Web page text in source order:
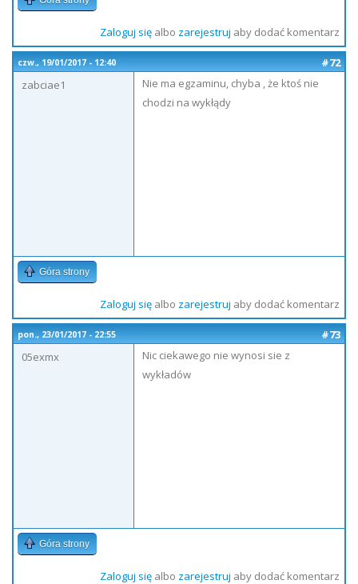
Zaloguj sięalbo zarejestruj aby dodać komentarz
czw., 19/01/2017 - 12:40
#72
zabciae1
Nie ma egzaminu, chyba , że ktoś nie
chodzi na wykłądy
Góra strony
Zaloguj sięalbo zarejestruj aby dodać komentarz
pon., 23/01/2017 - 22:55
#73
05exmx
Nic ciekawego nie wynosi sie z
wykładów
Góra strony
Zaloguj sięalbo zarejestruj aby dodać komentarz